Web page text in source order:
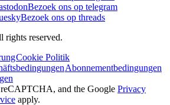
Bezoek ons op telegram
Bezoek ons op threads
rights reserved.
Cookie Politik
Abonnementbedingungen
and the Google Privacy
apply.